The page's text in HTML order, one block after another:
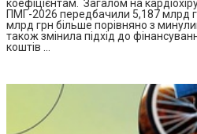
коефіцієнтам. Загалом на
ПМГ-2026 передбачили 5,187 млрд
млрд грн більше порівняно з
також змінила підхід до
коштів …